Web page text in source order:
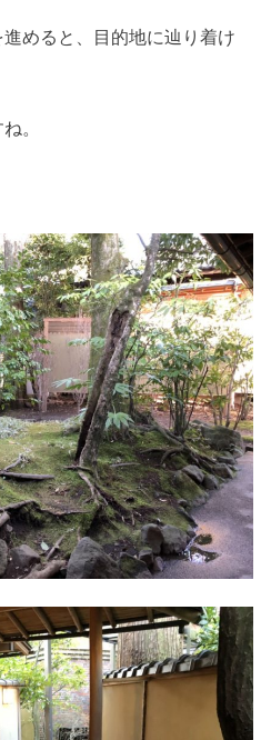
めると、目的地に辿り着け
。